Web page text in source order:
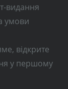
видання
умови
відкрите
у першому